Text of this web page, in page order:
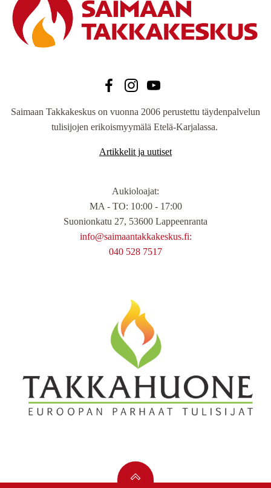
Saimaan Takkakeskus on vuonna 2006 perustettu täydenpalvelun
tulisijojen erikoismyymälä Etelä-Karjalassa.
Artikkelit ja uutiset
Aukioloajat:
MA - TO: 10:00 - 17:00
Suonionkatu 27, 53600 Lappeenranta
info@saimaantakkakeskus.fi:
040 528 7517